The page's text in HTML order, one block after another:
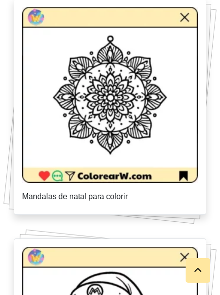
Mandalas de natal para colorir